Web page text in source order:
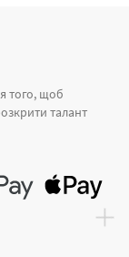
того, щоб
талант